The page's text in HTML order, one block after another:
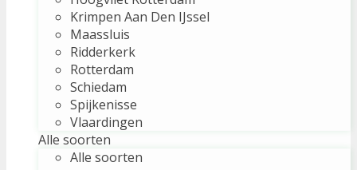
Krimpen Aan Den IJssel
Maassluis
Ridderkerk
Rotterdam
Schiedam
Spijkenisse
Vlaardingen
Alle soorten
Alle soorten